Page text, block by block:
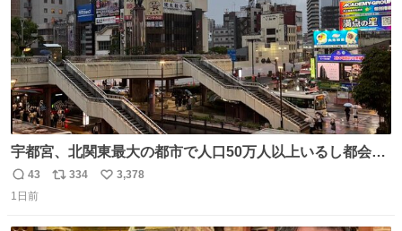
宇都宮、北関東最大の都市で人口50万人以上いるし都会何
だろうなと思っていたら想像以上に都会で興奮した
返
信
43
リ
334
い
3,378
1日前